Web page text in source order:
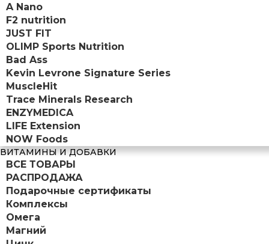
A Nano
F2 nutrition
JUST FIT
OLIMP Sports Nutrition
Bad Ass
Kevin Levrone Signature Series
MuscleHit
Trace Minerals Research
ENZYMEDICA
LIFE Extension
NOW Foods
ВИТАМИНЫ И ДОБАВКИ
ВСЕ ТОВАРЫ
РАСПРОДАЖА
Подарочные сертификаты
Комплексы
Омега
Магний